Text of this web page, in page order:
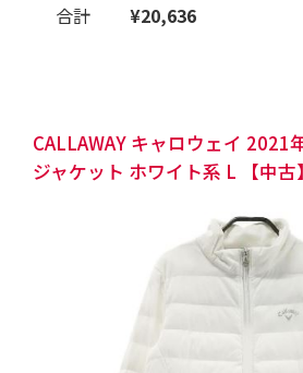
合計
¥20,636
CALLAWAY キャロウェイ 2021
ジャケット ホワイト系 L 【中